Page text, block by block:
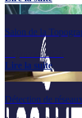
Salon de la
29 janvier 2026
Lire la suite
Détection de